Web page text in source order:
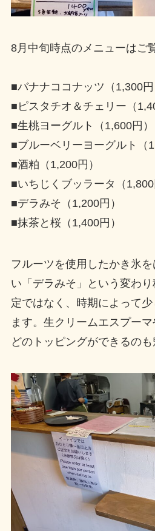
8月中旬時点のメニューはご
■バナナココナッツ（1,300円
■ピスタチオ＆チェリー（
■生桃ヨーグルト（1,600円）
■ブルーベリーヨーグルト（
■酒粕（1,200円）
■いちじくブッラータ（1,800
■デラみそ（1,200円）
■抹茶と桜（1,400円）
フルーツを使用したかき氷
い「デラみそ」という変わ
定ではなく、時期によって
ます。生クリームエスプー
どのトッピングができるのも